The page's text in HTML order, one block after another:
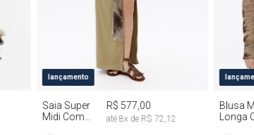
lançamento M
Saia Super
Midi Com
R$ 577,00
até 8x de R$ 72,12
Blusa
Longa